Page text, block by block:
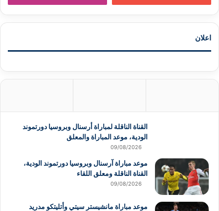
اعلان
القناة الناقلة لمباراة أرسنال وبروسيا دورتموند
الودية، موعد المباراة والمعلق
09/08/2026
موعد مباراة آرسنال وبروسيا دورتموند الودية،
القناة الناقلة ومعلق اللقاء
09/08/2026
موعد مباراة مانشيستر سيتي وأتليتكو مدريد